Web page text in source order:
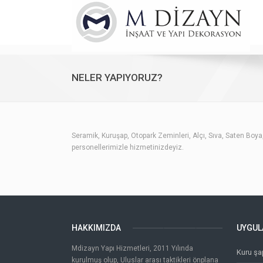
NELER YAPIYORUZ?
Seramik, Kuruşap, Otopark Zeminleri, Alçı, Sıva, Saten
personellerimizle hizmetinizdeyiz.
HAKKIMIZDA
Mdizayn Yapı Hizmetleri, 2011 Yılında
kurulmuş olup, Uluslar arası taktikleri önplana
Kuru